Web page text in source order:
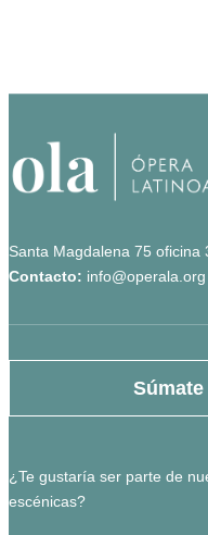
Santa Magdalena 75 oficina
Contacto: info@operala.org
¿Te gustaría ser parte de
escénicas?